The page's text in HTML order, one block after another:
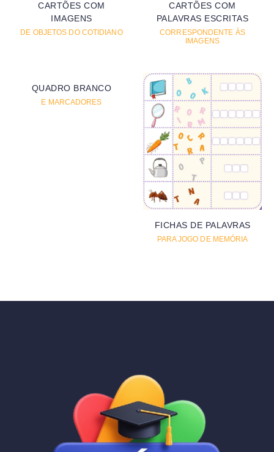
CARTÕES COM
IMAGENS
DE OBJETOS DO COTIDIANO
CARTÕES COM
PALAVRAS ESCRITAS
CORRESPONDENTE ÀS
IMAGENS
QUADRO BRANCO
E MARCADORES
FICHAS DE PALAVRAS
PARA JOGO DE MEMÓRIA